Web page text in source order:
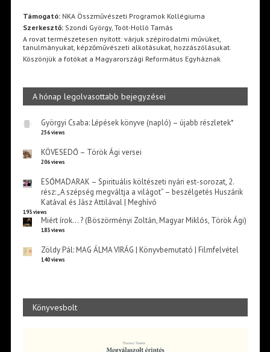
Támogató:NKA Összművészeti Programok Kollégiuma
Szerkesztő:Szondi György, Toót-Holló Tamás
A rovat természetesen nyitott: várjuk szépirodalmi művüket,
tanulmányukat, képzőművészeti alkotásukat, hozzászólásukat.
Köszönjük a fotókat a Magyarországi Református Egyháznak
A hónap legolvasottabb bejegyzései
Györgyi Csaba: Lépések könyve (napló) – újabb részletek*
256 views
KÖVESEDŐ – Török Ági versei
206 views
ESŐMADARAK – Spirituális költészeti nyári est-sorozat, 2.
rész: „A szépség megváltja a világot” – beszélgetés Huszárik
Katával és Jász Attilával | Meghívó
193 views
Miért írok… ? (Böszörményi Zoltán, Magyar Miklós, Török Ági)
183 views
Zöldy Pál: MAG ÁLMA VIRÁG | Könyvbemutató | Filmfelvétel
140 views
Könyvesbolt